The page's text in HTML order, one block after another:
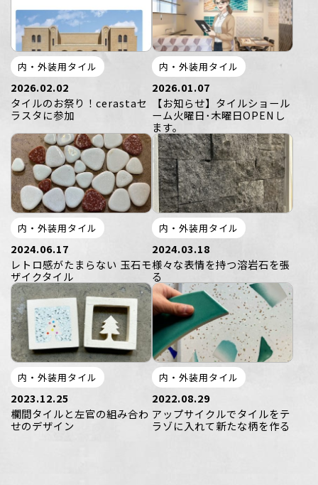
内・外装用タイル
2026.02.02
タイルのお祭り！cerastaセ
ラスタに参加
内・外装用タイル
2026.01.07
【お知らせ】タイルショール
ーム火曜日･木曜日OPENし
ます。
内・外装用タイル
2024.06.17
レトロ感がたまらない 玉石モ
ザイクタイル
内・外装用タイル
2024.03.18
様々な表情を持つ溶岩石を張
る
内・外装用タイル
2023.12.25
欄間タイルと左官の組み合わ
せのデザイン
内・外装用タイル
2022.08.29
アップサイクルでタイルをテ
ラゾに入れて新たな柄を作る